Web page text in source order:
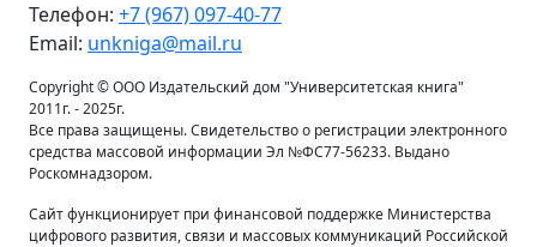
Телефон: +7 (967) 097-40-77
Email: unkniga@mail.ru
Copyright © ООО Издательский дом "Университетская книга"
2011г. - 2025г.
Все права защищены. Свидетельство о регистрации электронного
средства массовой информации Эл №ФС77-56233. Выдано
Роскомнадзором.
Сайт функционирует при финансовой поддержке Министерства
цифрового развития, связи и массовых коммуникаций Российской